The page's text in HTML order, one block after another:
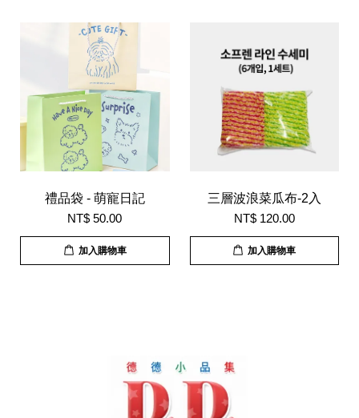
禮品袋 - 萌寵日記
NT$ 50.00
加入購物車
三層波浪菜瓜布-2入
NT$ 120.00
加入購物車